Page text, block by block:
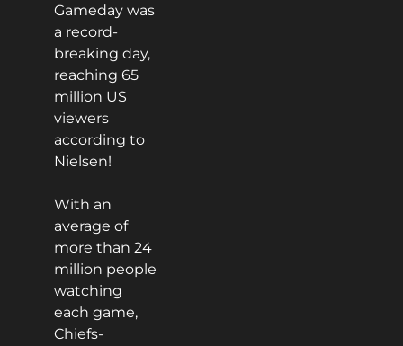
Gameday was
a record-
breaking day,
reaching 65
million US
viewers
according to
Nielsen!
With an
average of
more than 24
million people
watching
each game,
Chiefs-